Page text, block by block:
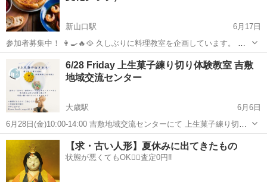
新山口駅
6月17日
参加者募集中！ 👩‍🍳🔥🥘 久しぶりに料理教室を企画しています。 ア
ヒージョおいしいですよね！ みんなで作りましょ！ ●「スペイン料理
教室」● 【日時】8月10日（日）10時～13時 【場所】中央地区市民セ
ンター 周...
料理 ラテン
6/28 Friday 上生菓子練り切り体験教室 吉敷
地域交流センター
大歳駅
6月6日
6月28日(金)10:00-14:00 吉敷地域交流センターにて 上生菓子練り切り
体験教室を開催します。 味には自信あり!! 持ってくるものは手拭きタ
オルだけ!! 通常は3個で3000円でやってますが この日だけ2個で1...
山口 山口市 大歳駅 和菓子 練り切り
【求・古い人形】夏休みに出てきたもの
状態が悪くてもOK🙆‍♀️査定0円‼️